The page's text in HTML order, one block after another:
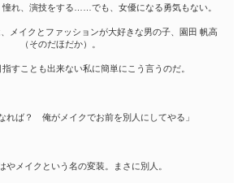
れ、演技をする……でも、女優になる勇気もない。
メイクとファッションが大好きな男の子、園田 帆高
（そのだほだか）。
すことも出来ない私に簡単にこう言うのだ。
れば？ 俺がメイクでお前を別人にしてやる」
やメイクという名の変装。まさに別人。